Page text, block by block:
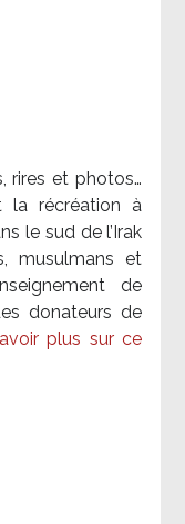
rires et photos…
la récréation à
le sud de l’Irak
musulmans et
de
donateurs de
plus sur ce